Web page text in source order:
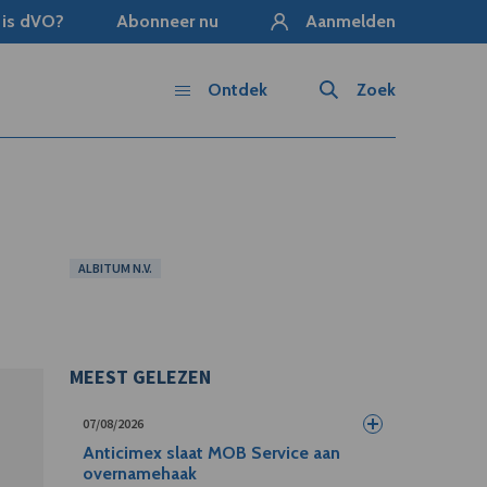
dVO? Abonneer nu Aanmelden
Zoek
Ontdek
ALBITUM N.V.
MEEST GELEZEN
07/08/2026
Anticimex slaat MOB Service aan
overnamehaak